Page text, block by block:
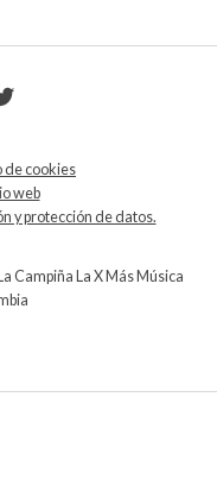
de cookies
web
y protección de datos.
Campiña La X Más Música